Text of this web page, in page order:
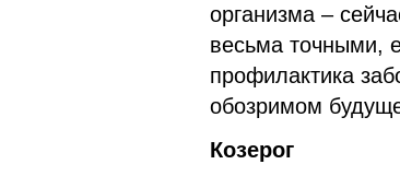
организма –
весьма точными,
профилактика
обозримом
Козерог